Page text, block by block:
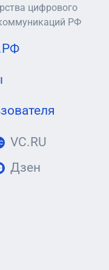
цифрового
РФ
VC.RU
Дзен